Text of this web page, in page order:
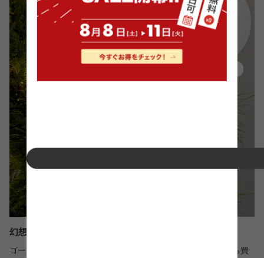
幻想的な雰囲気を楽しめるLEDライト
ゴールドに輝く優しい明りで、幻想的なお部屋を演出。後から買